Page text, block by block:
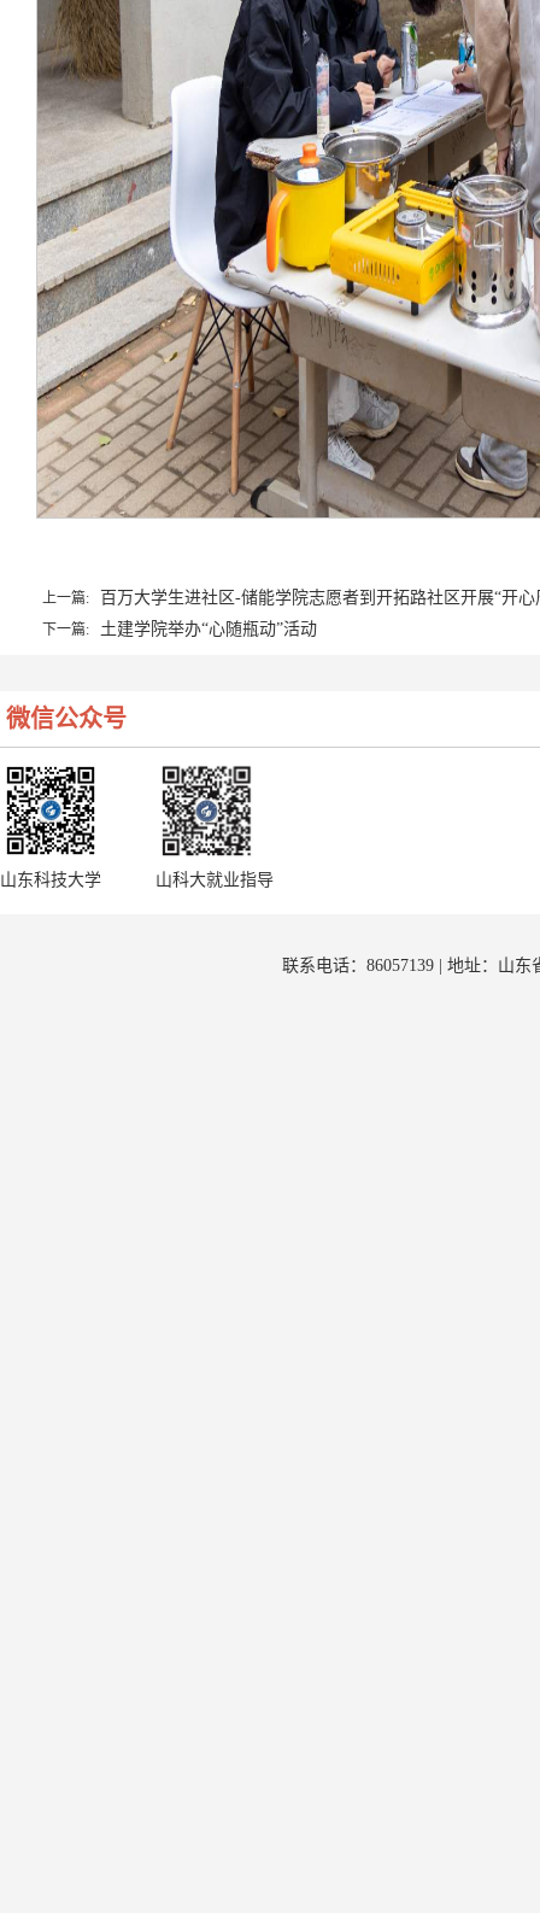
上一篇: 百万大学生进社区-储能学院志愿者到开拓路社区开展“开心
下一篇: 土建学院举办“心随瓶动”活动
微信公众号
山东科技大学 山科大就业指导
联系电话：86057139 | 地址：山